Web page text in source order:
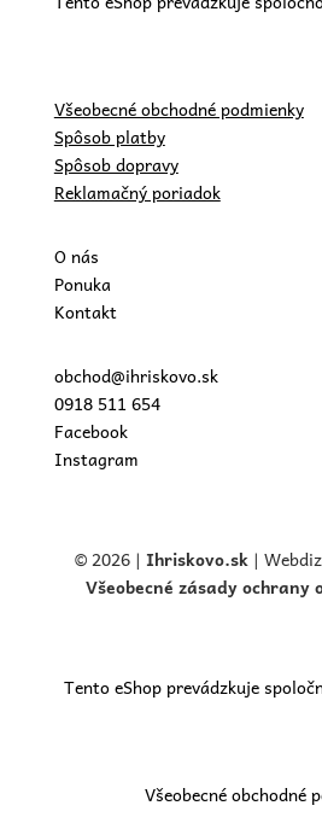
Všeobecné obchodné podmienky
Spôsob platby
Spôsob dopravy
Reklamačný poriadok
O nás
Ponuka
Kontakt
obchod@ihriskovo.sk
0918 511 654
Facebook
Instagram
© 2026 | Ihriskovo.sk|
Všeobecné zásady ochrany
Tento eShop prevádzkuje
Všeobecné obchodné